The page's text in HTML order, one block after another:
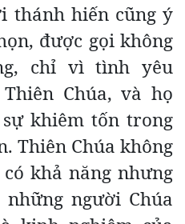
thánh hiến cũng ý
được gọi không
chỉ vì tình yêu
Chúa, và họ
khiêm tốn trong
Thiên Chúa không
khả năng nhưng
người Chúa